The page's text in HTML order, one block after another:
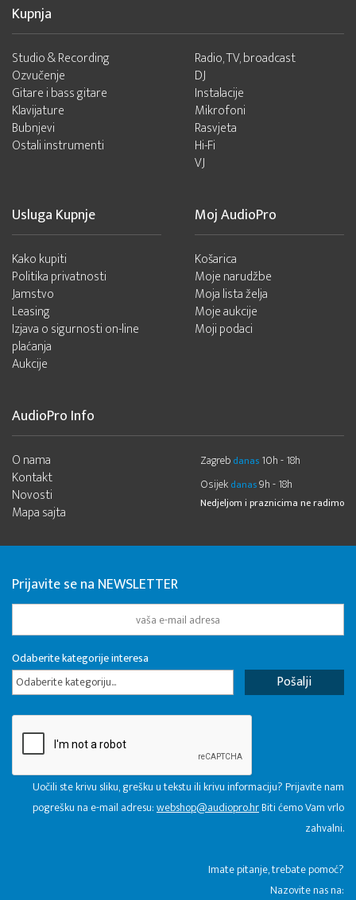
Kupnja
Studio & Recording
Ozvučenje
Gitare i bass gitare
Klavijature
Bubnjevi
Ostali instrumenti
Radio, TV, broadcast
DJ
Instalacije
Mikrofoni
Rasvjeta
Hi-Fi
VJ
Usluga Kupnje
Kako kupiti
Politika privatnosti
Jamstvo
Leasing
Izjava o sigurnosti on-line
plaćanja
Aukcije
Moj AudioPro
Košarica
Moje narudžbe
Moja lista želja
Moje aukcije
Moji podaci
AudioPro Info
O nama
Kontakt
Novosti
Mapa sajta
Zagreb danas 10h - 18h
Osijek danas9h - 18h
Nedjeljom i praznicima ne radimo
Prijavite se na NEWSLETTER
Odaberite kategorije interesa
Odaberite kategoriju...
Uočili ste krivu sliku, grešku u tekstu ili krivu informaciju? Prijavite nam
pogrešku na e-mail adresu:webshop@audiopro.hrBiti ćemo Vam vrlo
zahvalni.
​Imate pitanje, trebate pomoć?
Nazovite nas na: